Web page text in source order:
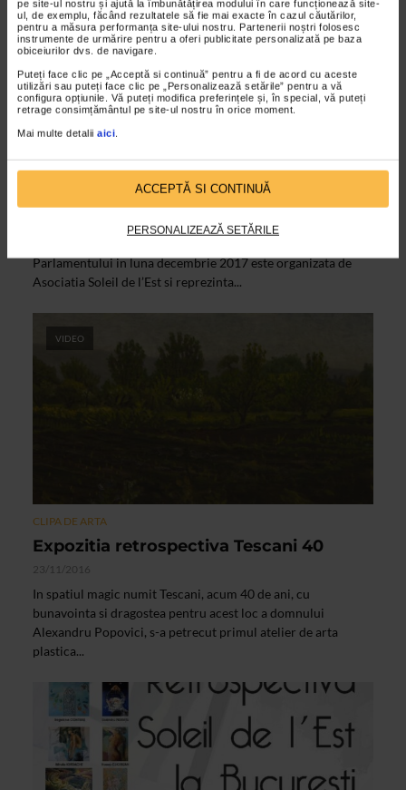
pe site-ul nostru și ajută la îmbunătățirea modului în care funcționează site-
ul, de exemplu, făcând rezultatele să fie mai exacte în cazul căutărilor,
pentru a măsura performanța site-ului nostru. Partenerii noștri folosesc
instrumente de urmărire pentru a oferi publicitate personalizată pe baza
obiceiurilor dvs. de navigare.
Puteți face clic pe „Acceptă si continuă” pentru a fi de acord cu aceste
utilizări sau puteți face clic pe „Personalizează setările” pentru a vă
configura opțiunile. Vă puteți modifica preferințele și, în special, vă puteți
retrage consimțământul pe site-ul nostru în orice moment.
Mai multe detalii aici
ACCEPTĂ SI CONTINUĂ
PERSONALIZEAZĂ SETĂRILE
Retrospectiva de pictura Paris –
Parlamentului in luna decembrie 2017 este organizata de
Asociatia Soleil de l’Est si reprezinta...
VIDEO
CLIPA DE ARTA
Expozitia retrospectiva Tescani 40
23/11/2016
In spatiul magic numit Tescani, acum 40 de ani, cu
bunavointa si dragostea pentru acest loc a domnului
Alexandru Popovici, s-a petrecut primul atelier de arta
plastica...